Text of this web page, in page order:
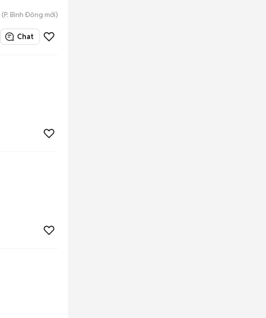
(P. Bình Đông mới)
Chat